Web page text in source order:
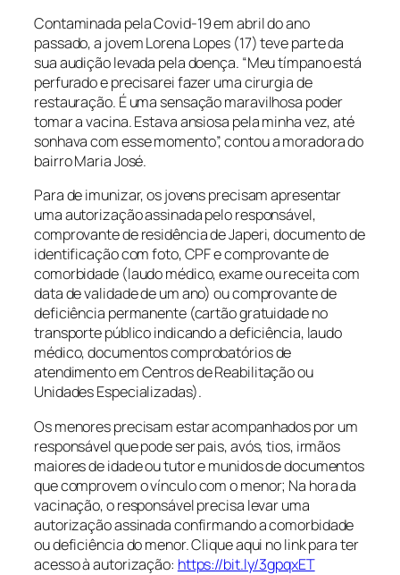
Contaminada pela Covid-19 em abril do ano
passado, a jovem Lorena Lopes (17) teve parte da
sua audição levada pela doença. “Meu tímpano está
perfurado e precisarei fazer uma cirurgia de
restauração. É uma sensação maravilhosa poder
tomar a vacina. Estava ansiosa pela minha vez, até
sonhava com esse momento”, contou a moradora do
bairro Maria José.
Para de imunizar, os jovens precisam apresentar
uma autorização assinada pelo responsável,
comprovante de residência de Japeri, documento de
identificação com foto, CPF e comprovante de
comorbidade (laudo médico, exame ou receita com
data de validade de um ano) ou comprovante de
deficiência permanente (cartão gratuidade no
transporte público indicando a deficiência, laudo
médico, documentos comprobatórios de
atendimento em Centros de Reabilitação ou
Unidades Especializadas).
Os menores precisam estar acompanhados por um
responsável que pode ser pais, avós, tios, irmãos
maiores de idade ou tutor e munidos de documentos
que comprovem o vínculo com o menor; Na hora da
vacinação, o responsável precisa levar uma
autorização assinada confirmando a comorbidade
ou deficiência do menor. Clique aqui no link para ter
acesso à autorização: https://bit.ly/3gpqxET